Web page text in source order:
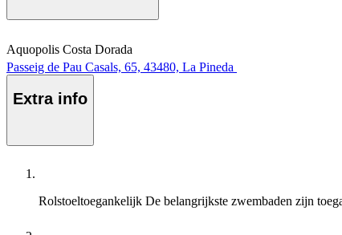
Aquopolis Costa Dorada
Passeig de Pau Casals, 65, 43480, La Pineda
Extra info
Rolstoeltoegankelijk De belangrijkste zwembaden zijn